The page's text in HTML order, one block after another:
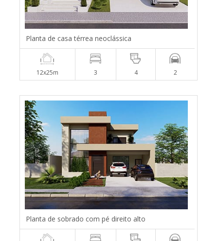
Planta de casa térrea neoclássica
12x25m 3 4 2
Planta de sobrado com pé direito alto